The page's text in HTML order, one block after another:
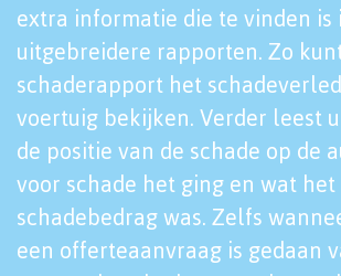
extra informatie die te vinden is
uitgebreidere rapporten. Zo
schaderapport het
voertuig bekijken. Verder leest
de positie van de schade op de
voor schade het ging en wat het
schadebedrag was. Zelfs
een offerteaanvraag is gedaan